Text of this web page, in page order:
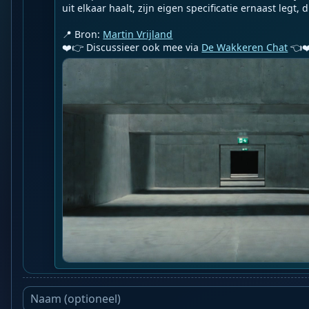
uit elkaar haalt, zijn eigen specificatie ernaast legt,
📍 Bron: Martin Vrijland
❤️👉 Discussieer ook mee via De Wakkeren Chat